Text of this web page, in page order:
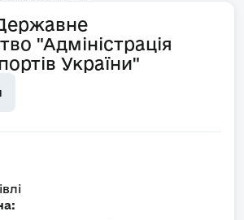
"Адміністрація
України"